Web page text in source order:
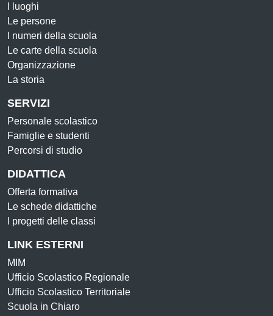
I luoghi
Le persone
I numeri della scuola
Le carte della scuola
Organizzazione
La storia
SERVIZI
Personale scolastico
Famiglie e studenti
Percorsi di studio
DIDATTICA
Offerta formativa
Le schede didattiche
I progetti delle classi
LINK ESTERNI
MIM
Ufficio Scolastico Regionale
Ufficio Scolastico Territoriale
Scuola in Chiaro